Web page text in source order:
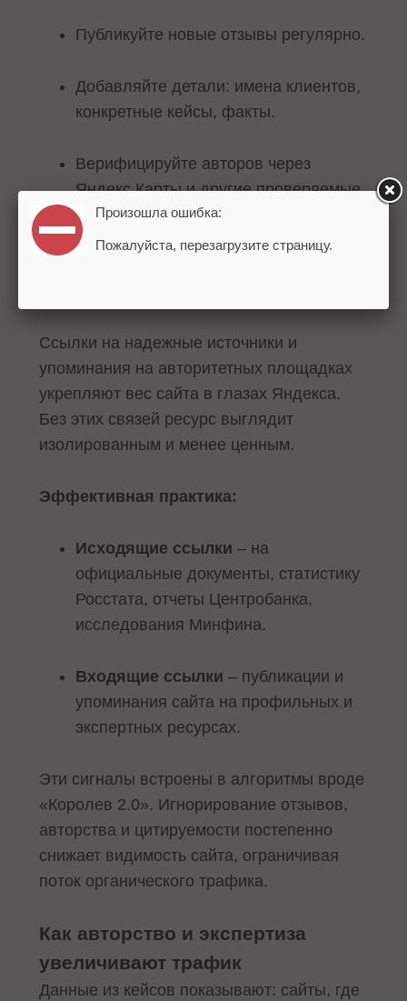
Публикуйте новые отзывы регулярно.
Добавляйте детали: имена клиентов,
конкретные кейсы, факты.
Верифицируйте авторов через
Яндекс Карты и другие проверяемые
сервисы.
Ссылки на надежные источники и
упоминания на авторитетных площадках
укрепляют вес сайта в глазах Яндекса.
Без этих связей ресурс выглядит
изолированным и менее ценным.
Эффективная практика:
Исходящие ссылки – на
официальные документы, статистику
Росстата, отчеты Центробанка,
исследования Минфина.
Входящие ссылки – публикации и
упоминания сайта на профильных и
экспертных ресурсах.
Эти сигналы встроены в алгоритмы вроде
«Королев 2.0». Игнорирование отзывов,
авторства и цитируемости постепенно
снижает видимость сайта, ограничивая
поток органического трафика.
Как авторство и экспертиза
увеличивают трафик
Данные из кейсов показывают: сайты, где
Произошла ошибка:
Пожалуйста, перезагрузите страницу.